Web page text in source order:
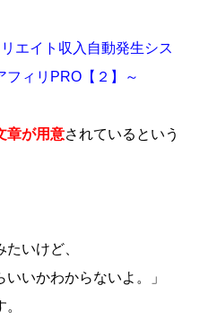
エイト収入自動発生シス
ィリPRO【２】～
章が用意されているという
たいけど、
いかわからないよ。」